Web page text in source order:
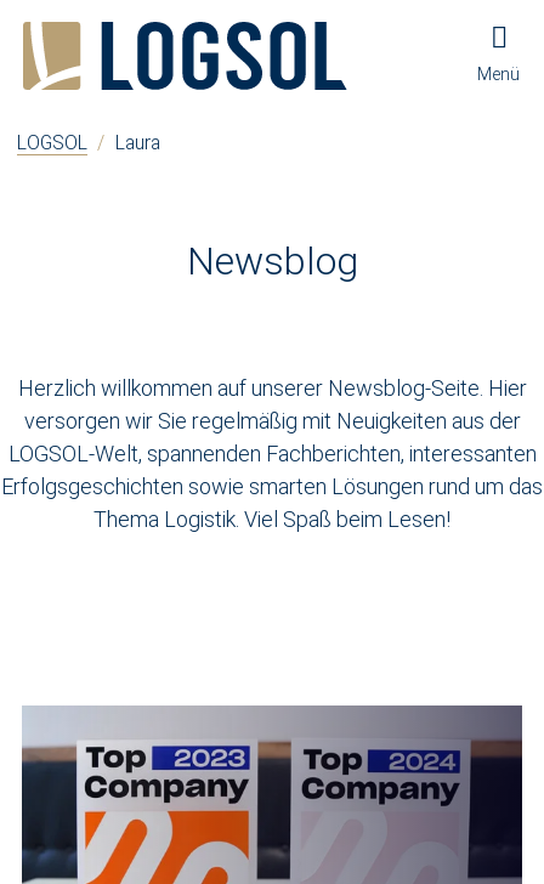
Menü
LOGSOL / Laura
Newsblog
Herzlich willkommen auf unserer Newsblog-Seite. Hier
versorgen wir Sie regelmäßig mit Neuigkeiten aus der
LOGSOL-Welt, spannenden Fachberichten, interessanten
Erfolgsgeschichten sowie smarten Lösungen rund um das
Thema Logistik. Viel Spaß beim Lesen!